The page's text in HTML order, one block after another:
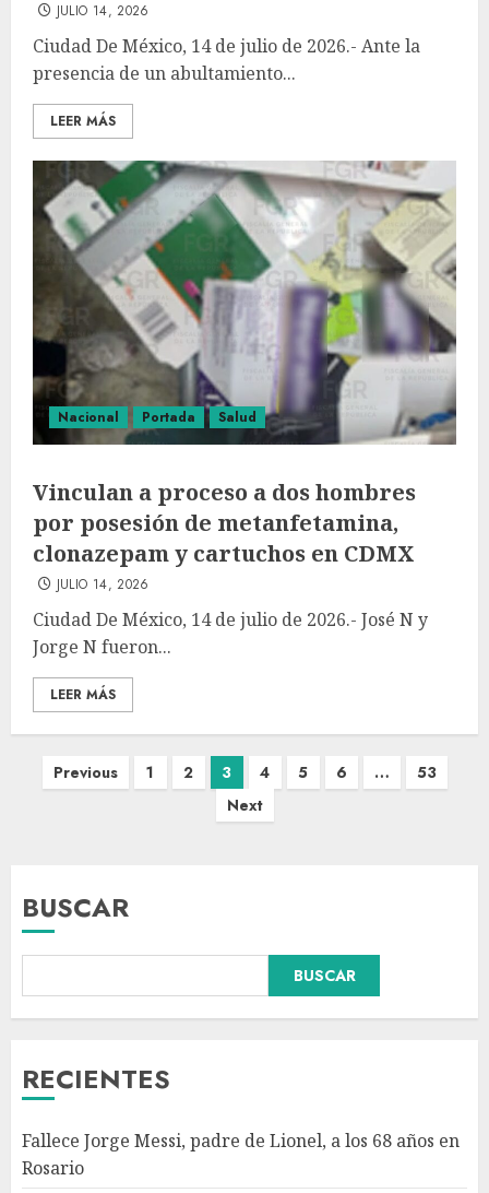
JULIO 14, 2026
Ciudad De México, 14 de julio de 2026.- Ante la
presencia de un abultamiento...
LEER MÁS
Nacional Portada Salud
Vinculan a proceso a dos hombres
por posesión de metanfetamina,
clonazepam y cartuchos en CDMX
JULIO 14, 2026
Ciudad De México, 14 de julio de 2026.- José N y
Jorge N fueron...
LEER MÁS
Previous 1 2 3 4 5 6 …
53
Next
BUSCAR
BUSCAR
RECIENTES
Fallece Jorge Messi, padre de Lionel, a los 68 años en
Rosario
Colombia respalda soberanía
de Marruecos sobre el Sáhara
Detienen a ‘El Pony’ con fusil
M4, drogas y arsenal en